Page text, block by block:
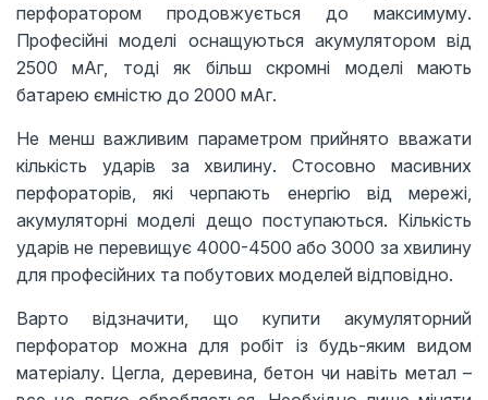
перфоратором продовжується до максимуму.
Професійні моделі оснащуються акумулятором від
2500 мАг, тоді як більш скромні моделі мають
батарею ємністю до 2000 мАг.
Не менш важливим параметром прийнято вважати
кількість ударів за хвилину. Стосовно масивних
перфораторів, які черпають енергію від мережі,
акумуляторні моделі дещо поступаються. Кількість
ударів не перевищує 4000-4500 або 3000 за хвилину
для професійних та побутових моделей відповідно.
Варто відзначити, що купити акумуляторний
перфоратор можна для робіт із будь-яким видом
матеріалу. Цегла, деревина, бетон чи навіть метал –